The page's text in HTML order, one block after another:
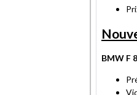
BMW F